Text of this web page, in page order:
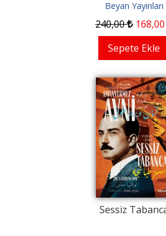
Beyan Yayınları
240,00 168,00
Sepete Ekle
Sessiz